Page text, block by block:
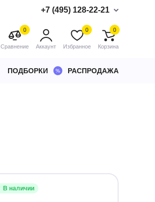
+7 (495) 128-22-21
0
Сравнение Аккаунт
0
Избранное
0
Корзина
ПОДБОРКИ РАСПРОДАЖА
В наличии